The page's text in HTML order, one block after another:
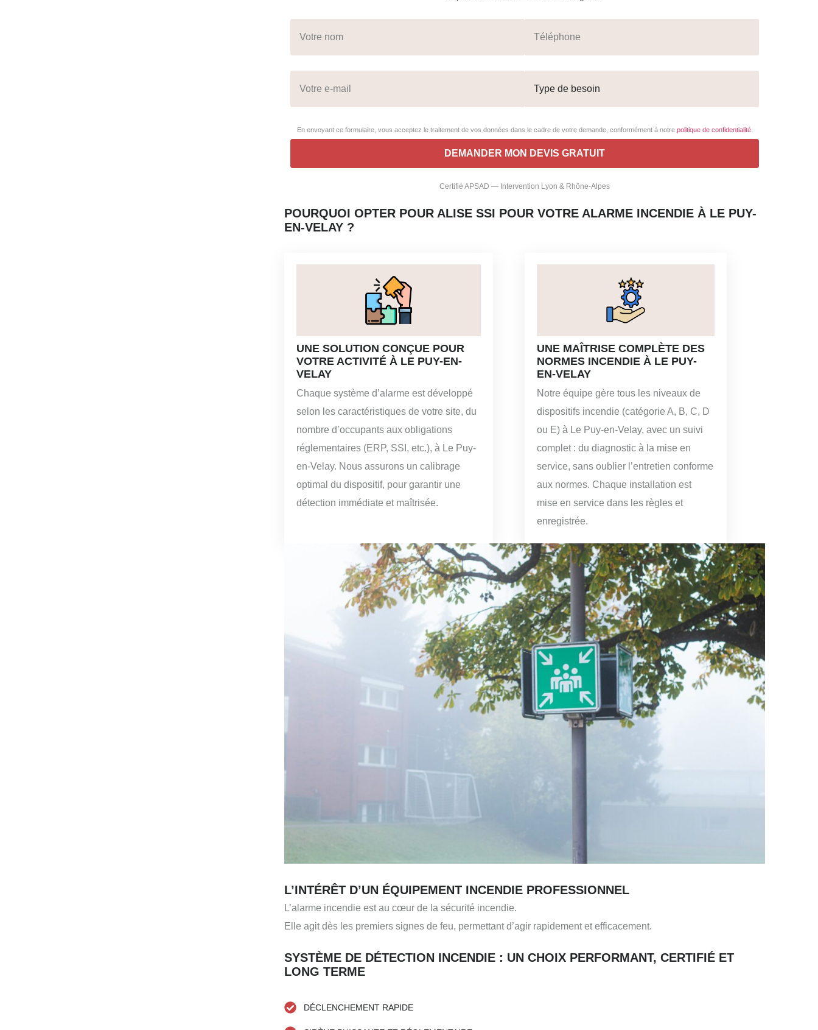
En envoyant ce formulaire, vous acceptez le traitement de vos données dans le cadre de votre demande, conformément à notre politique de confidentialité.
Certifié APSAD — Intervention Lyon & Rhône-Alpes
POURQUOI OPTER POUR ALISE SSI POUR VOTRE ALARME INCENDIE À LE PUY-
EN-VELAY ?
UNE SOLUTION CONÇUE POUR
VOTRE ACTIVITÉ À LE PUY-EN-
VELAY
Chaque système d’alarme est développé
selon les caractéristiques de votre site, du
nombre d’occupants aux obligations
réglementaires (ERP, SSI, etc.), à Le Puy-
en-Velay. Nous assurons un calibrage
optimal du dispositif, pour garantir une
détection immédiate et maîtrisée.
UNE MAÎTRISE COMPLÈTE DES
NORMES INCENDIE À LE PUY-
EN-VELAY
Notre équipe gère tous les niveaux de
dispositifs incendie (catégorie A, B, C, D
ou E) à Le Puy-en-Velay, avec un suivi
complet : du diagnostic à la mise en
service, sans oublier l’entretien conforme
aux normes. Chaque installation est
mise en service dans les règles et
enregistrée.
L’INTÉRÊT D’UN ÉQUIPEMENT INCENDIE PROFESSIONNEL
L’alarme incendie est au cœur de la sécurité incendie.
Elle agit dès les premiers signes de feu, permettant d’agir rapidement et efficacement.
SYSTÈME DE DÉTECTION INCENDIE : UN CHOIX PERFORMANT, CERTIFIÉ ET
LONG TERME
DÉCLENCHEMENT RAPIDE